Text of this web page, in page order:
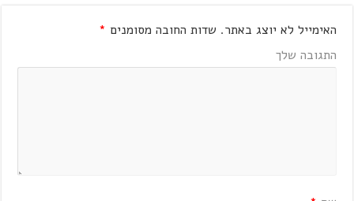
האימייל לא יוצג באתר. שדות החובה מסומנים *
התגובה שלך